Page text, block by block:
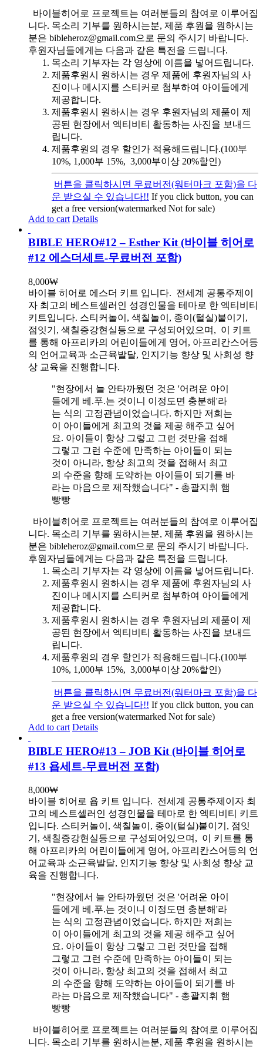
바이블히어로 프로젝트는 여러분들의 참여로 이루어집
니다. 목소리 기부를 원하시는분, 제품 후원을 원하시는
분은 bibleheroz@gmail.com으로 문의 주시기 바랍니다.
후원자님들에게는 다음과 같은 특전을 드립니다.
목소리 기부자는 각 영상에 이름을 넣어드립니다.
제품후원시 원하시는 경우 제품에 후원자님의 사
진이나 메시지를 스티커로 첨부하여 아이들에게
제공합니다.
제품후원시 원하시는 경우 후원자님의 제품이 제
공된 현장에서 엑티비티 활동하는 사진을 보내드
립니다.
제품후원의 경우 할인가 적용해드립니다.(100부
10%, 1,000부 15%, 3,000부이상 20%할인)
버튼을 클릭하시면 무료버전(워터마크 포함)을 다
운 받으실 수 있습니다!! If you click button, you can
get a free version(watermarked Not for sale)
Add to cart Details
BIBLE HERO#12 – Esther Kit (바이블 히어로
#12 에스더세트-무료버전 포함)
8,000₩
바이블 히어로 에스더 키트 입니다. 전세계 공통주제이
자 최고의 베스트셀러인 성경인물을 테마로 한 엑티비티
키트입니다. 스티커놀이, 색칠놀이, 종이(털실)붙이기,
점잇기, 색칠증강현실등으로 구성되어있으며, 이 키트
를 통해 아프리카의 어린이들에게 영어, 아프리칸스어등
의 언어교육과 소근육발달, 인지기능 향상 및 사회성 향
상 교육을 진행합니다.
"현장에서 늘 안타까웠던 것은 '어려운 아이
들에게 베.푸.는 것이니 이정도면 충분해'라
는 식의 고정관념이었습니다. 하지만 저희는
이 아이들에게 최고의 것을 제공 해주고 싶어
요. 아이들이 항상 그렇고 그런 것만을 접해
그렇고 그런 수준에 만족하는 아이들이 되는
것이 아니라, 항상 최고의 것을 접해서 최고
의 수준을 향해 도약하는 아이들이 되기를 바
라는 마음으로 제작했습니다" - 총괄지휘 햄
빵빵
바이블히어로 프로젝트는 여러분들의 참여로 이루어집
니다. 목소리 기부를 원하시는분, 제품 후원을 원하시는
분은 bibleheroz@gmail.com으로 문의 주시기 바랍니다.
후원자님들에게는 다음과 같은 특전을 드립니다.
목소리 기부자는 각 영상에 이름을 넣어드립니다.
제품후원시 원하시는 경우 제품에 후원자님의 사
진이나 메시지를 스티커로 첨부하여 아이들에게
제공합니다.
제품후원시 원하시는 경우 후원자님의 제품이 제
공된 현장에서 엑티비티 활동하는 사진을 보내드
립니다.
제품후원의 경우 할인가 적용해드립니다.(100부
10%, 1,000부 15%, 3,000부이상 20%할인)
버튼을 클릭하시면 무료버전(워터마크 포함)을 다
운 받으실 수 있습니다!! If you click button, you can
get a free version(watermarked Not for sale)
Add to cart Details
BIBLE HERO#13 – JOB Kit (바이블 히어로
#13 욥세트-무료버전 포함)
8,000₩
바이블 히어로 욥 키트 입니다. 전세계 공통주제이자 최
고의 베스트셀러인 성경인물을 테마로 한 엑티비티 키트
입니다. 스티커놀이, 색칠놀이, 종이(털실)붙이기, 점잇
기, 색칠증강현실등으로 구성되어있으며, 이 키트를 통
해 아프리카의 어린이들에게 영어, 아프리칸스어등의 언
어교육과 소근육발달, 인지기능 향상 및 사회성 향상 교
육을 진행합니다.
"현장에서 늘 안타까웠던 것은 '어려운 아이
들에게 베.푸.는 것이니 이정도면 충분해'라
는 식의 고정관념이었습니다. 하지만 저희는
이 아이들에게 최고의 것을 제공 해주고 싶어
요. 아이들이 항상 그렇고 그런 것만을 접해
그렇고 그런 수준에 만족하는 아이들이 되는
것이 아니라, 항상 최고의 것을 접해서 최고
의 수준을 향해 도약하는 아이들이 되기를 바
라는 마음으로 제작했습니다" - 총괄지휘 햄
빵빵
바이블히어로 프로젝트는 여러분들의 참여로 이루어집
니다. 목소리 기부를 원하시는분, 제품 후원을 원하시는